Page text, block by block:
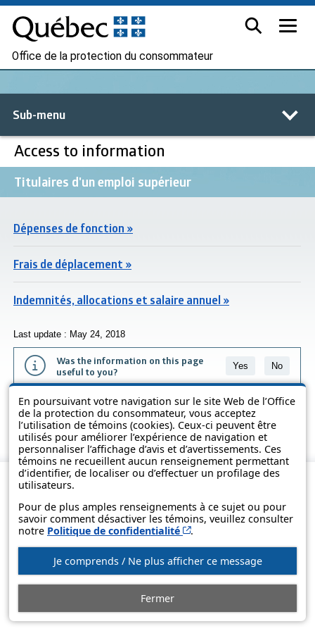
En poursuivant votre navigation sur le site Web de l’Office
de la protection du consommateur, vous acceptez
l’utilisation de témoins (cookies). Ceux-ci peuvent être
utilisés pour améliorer l’expérience de navigation et
personnaliser l’affichage d’avis et d’avertissements. Ces
témoins ne recueillent aucun renseignement permettant
d’identifier, de localiser ou d’effectuer un profilage des
utilisateurs.
Pour de plus amples renseignements à ce sujet ou pour
savoir comment désactiver les témoins, veuillez consulter
notre Politique de confidentialité Cet hyperlien s’ouvrira
.
Je comprends / Ne plus afficher ce message
Fermer
Office de la protection du consommateur
Sub-menu
Access to information
Titulaires d'un emploi supérieur
Dépenses de fonction »
Frais de déplacement »
Indemnités, allocations et salaire annuel »
Last update : May 24, 2018
Was the information on this page
useful to you?
Yes No
The information contained on this page is presented in simple terms to
make it easier to understand. It does not replace the texts of the laws
and regulations.
© Government of Québec, 2013-2025